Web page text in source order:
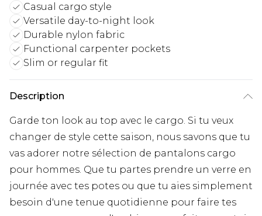
Casual cargo style
Versatile day-to-night look
Durable nylon fabric
Functional carpenter pockets
Slim or regular fit
Description
Garde ton look au top avec le cargo. Si tu veux
changer de style cette saison, nous savons que tu
vas adorer notre sélection de pantalons cargo
pour hommes. Que tu partes prendre un verre en
journée avec tes potes ou que tu aies simplement
besoin d'une tenue quotidienne pour faire tes